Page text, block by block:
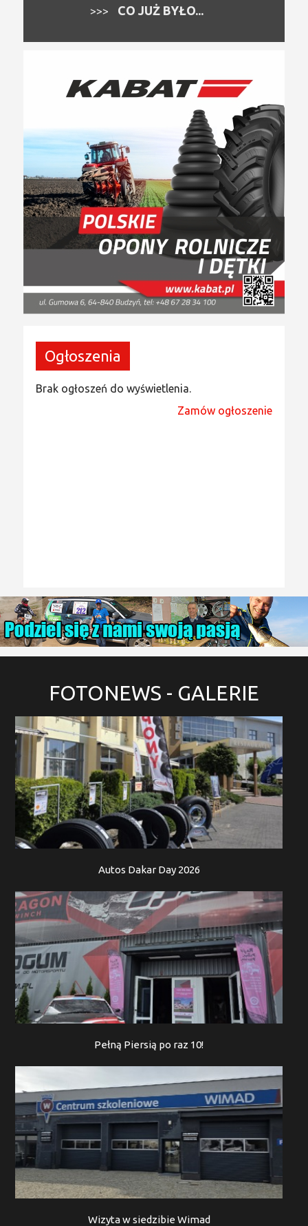
>>> CO JUŻ BYŁO...
Ogłoszenia
Brak ogłoszeń do wyświetlenia.
Zamów ogłoszenie
FOTONEWS - GALERIE
Autos Dakar Day 2026
Pełną Piersią po raz 10!
Wizyta w siedzibie Wimad